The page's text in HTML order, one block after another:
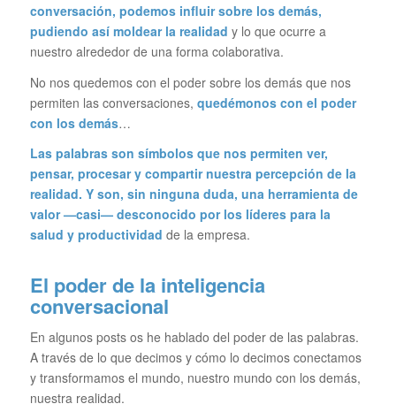
conversación, podemos influir sobre los demás,
pudiendo así moldear la realidad y lo que ocurre a
nuestro alrededor de una forma colaborativa.
No nos quedemos con el poder sobre los demás que nos
permiten las conversaciones, quedémonos con el poder
con los demás…
Las palabras son símbolos que nos permiten ver,
pensar, procesar y compartir nuestra percepción de la
realidad. Y son, sin ninguna duda, una herramienta de
valor —casi— desconocido por los líderes para la
salud y productividad de la empresa.
El poder de la inteligencia
conversacional
En algunos posts os he hablado del poder de las palabras.
A través de lo que decimos y cómo lo decimos conectamos
y transformamos el mundo, nuestro mundo con los demás,
nuestra realidad.